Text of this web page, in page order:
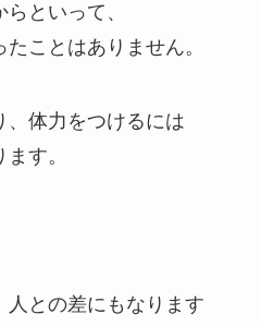
といって、
ことはありません。
、体力をつけるには
す。
人との差にもなります